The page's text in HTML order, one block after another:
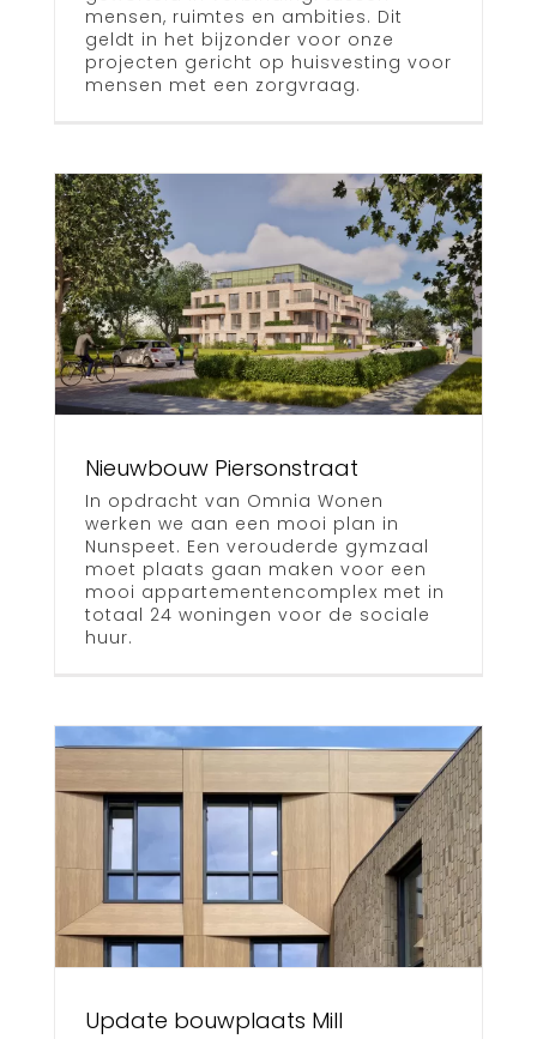
mensen, ruimtes en ambities. Dit
geldt in het bijzonder voor onze
projecten gericht op huisvesting voor
mensen met een zorgvraag.
Nieuwbouw Piersonstraat
In opdracht van Omnia Wonen
werken we aan een mooi plan in
Nunspeet. Een verouderde gymzaal
moet plaats gaan maken voor een
mooi appartementencomplex met in
totaal 24 woningen voor de sociale
huur.
Update bouwplaats Mill